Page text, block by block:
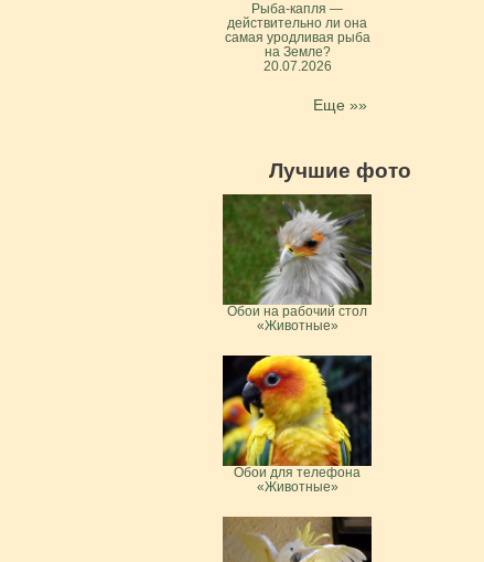
Рыба-капля —
действительно ли она
самая уродливая рыба
на Земле?
20.07.2026
Еще »»
Лучшие фото
Обои на рабочий стол
«Животные»
Обои для телефона
«Животные»